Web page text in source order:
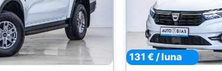
131 € / luna